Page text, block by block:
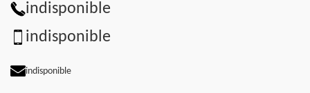
indisponible
indisponible
indisponible